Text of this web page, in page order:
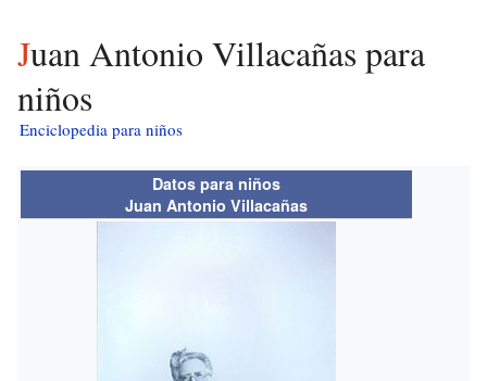
Juan Antonio Villacañas para
niños
Enciclopedia para niños
Datos para niños
Juan Antonio Villacañas